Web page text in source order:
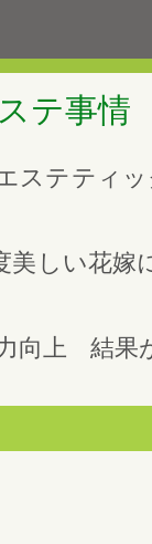
テ事情
ステティ
美しい花嫁
向上 結果